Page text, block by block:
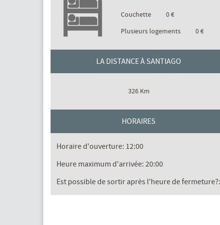
Couchette
0 €
Plusieurs logements
0 €
LA DISTANCE À SANTIAGO
326 Km
HORAIRES
Horaire d'ouverture: 12:00
Heure maximum d'arrivée: 20:00
Est possible de sortir après l'heure de fermeture?: